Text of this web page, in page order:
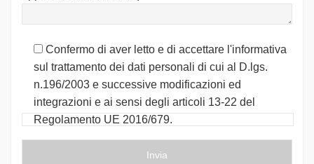
Confermo di aver letto e di accettare l'informativa
sul trattamento dei dati personali di cui al D.lgs.
n.196/2003 e successive modificazioni ed
integrazioni e ai sensi degli articoli 13-22 del
Regolamento UE 2016/679.